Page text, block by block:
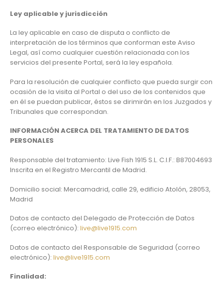
Ley aplicable y jurisdicción
La ley aplicable en caso de disputa o conflicto de
interpretación de los términos que conforman este Aviso
Legal, así como cualquier cuestión relacionada con los
servicios del presente Portal, será la ley española.
Para la resolución de cualquier conflicto que pueda surgir con
ocasión de la visita al Portal o del uso de los contenidos que
en él se puedan publicar, éstos se dirimirán en los Juzgados y
Tribunales que correspondan.
INFORMACIÓN ACERCA DEL TRATAMIENTO DE DATOS
PERSONALES
Responsable del tratamiento: Live Fish 1915 S.L. C.I.F.: ­­B87004693
Inscrita en el Registro Mercantil de Madrid.
Domicilio social: Mercamadrid, calle 29, edificio Atolón, 28053,
Madrid
Datos de contacto del Delegado de Protección de Datos
(correo electrónico): live@live1915.com
Datos de contacto del Responsable de Seguridad (correo
electrónico): live@live1915.com
Finalidad: